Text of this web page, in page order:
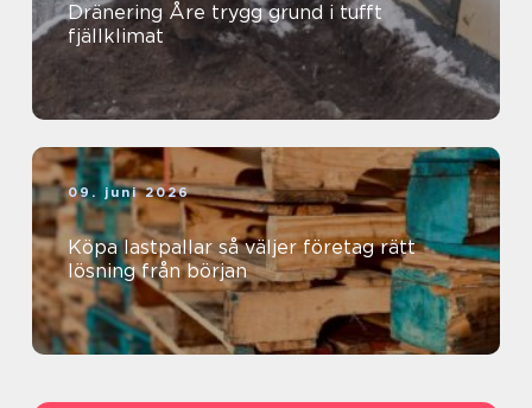
Dränering Åre trygg grund i tufft
fjällklimat
09. juni 2026
Köpa lastpallar så väljer företag rätt
lösning från början